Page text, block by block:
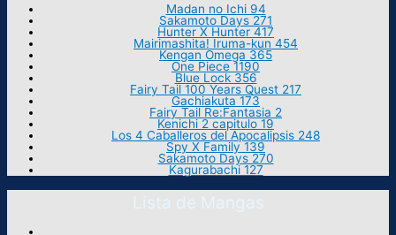
Madan no Ichi 94
Sakamoto Days 271
Hunter X Hunter 417
Mairimashita! Iruma-kun 454
Kengan Omega 365
One Piece 1190
Blue Lock 356
Fairy Tail 100 Years Quest 217
Gachiakuta 173
Fairy Tail Re:Fantasia 2
Kenichi 2 capitulo 19
Los 4 Caballeros del Apocalipsis 248
Spy X Family 139
Sakamoto Days 270
Kagurabachi 127
Lista de Mangas